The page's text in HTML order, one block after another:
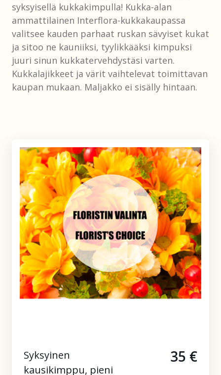
syksyisellä kukkakimpulla! Kukka-alan
ammattilainen Interflora-kukkakaupassa
valitsee kauden parhaat ruskan sävyiset kukat
ja sitoo ne kauniiksi, tyylikkääksi kimpuksi
juuri sinun kukkatervehdystäsi varten.
Kukkalajikkeet ja värit vaihtelevat toimittavan
kaupan mukaan. Maljakko ei sisälly hintaan.
Syksyinen
kausikimppu, pieni
35 €